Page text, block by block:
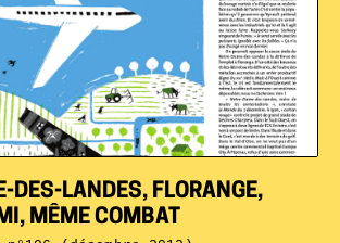
DES-LANDES, FLORANGE,
MÊME COMBAT